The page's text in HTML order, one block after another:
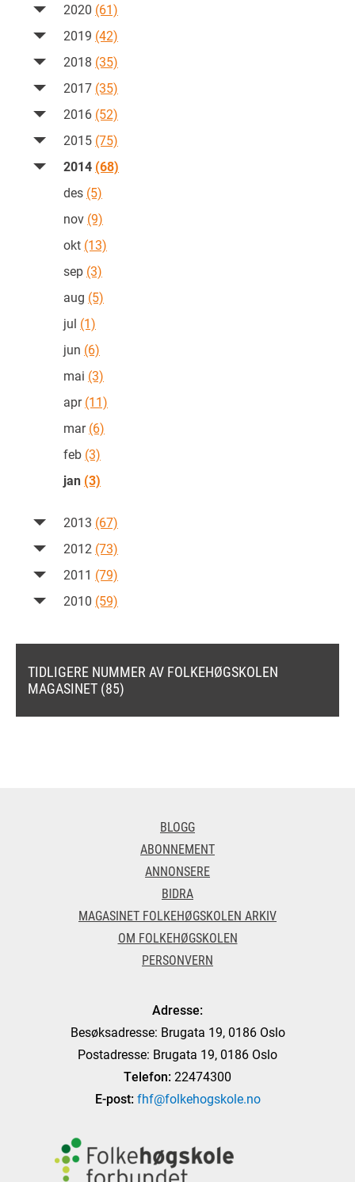
2020 (61)
2019 (42)
2018 (35)
2017 (35)
2016 (52)
2015 (75)
2014 (68)
des (5)
nov (9)
okt (13)
sep (3)
aug (5)
jul (1)
jun (6)
mai (3)
apr(11)
mar(6)
feb (3)
jan (3)
2013 (67)
2012 (73)
2011 (79)
2010 (59)
TIDLIGERE NUMMER AV FOLKEHØGSKOLEN
MAGASINET (85)
BLOGG
ABONNEMENT
ANNONSERE
BIDRA
MAGASINET FOLKEHØGSKOLEN ARKIV
OM FOLKEHØGSKOLEN
PERSONVERN
Adresse:
Besøksadresse: Brugata 19, 0186 Oslo
Postadresse: Brugata 19, 0186 Oslo
Telefon: 22474300
E-post: fhf@folkehogskole.no